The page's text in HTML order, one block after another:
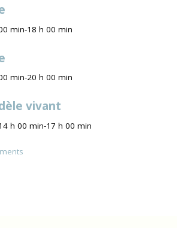
min-18 h 00 min
min-20 h 00 min
vivant
h 00 min-17 h 00 min